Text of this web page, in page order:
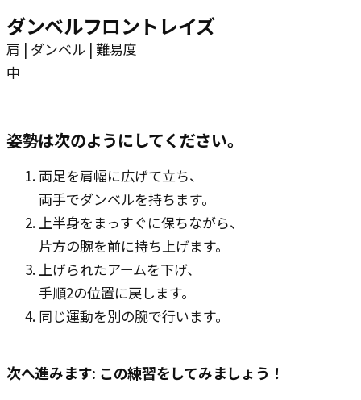
ダンベルフロントレイズ
肩 | ダンベル | 難易度
中
姿勢は次のようにしてください。
両足を肩幅に広げて立ち、
両手でダンベルを持ちます。
上半身をまっすぐに保ちながら、
片方の腕を前に持ち上げます。
上げられたアームを下げ、
手順2の位置に戻します。
同じ運動を別の腕で行います。
次へ進みます: この練習をしてみましょう！